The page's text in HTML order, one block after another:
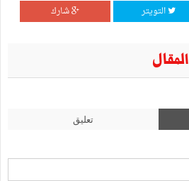
التويتر شارك
تعليق